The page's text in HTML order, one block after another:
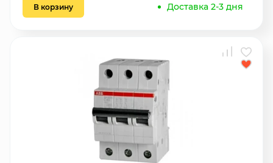
В корзину Доставка 2-3 дня